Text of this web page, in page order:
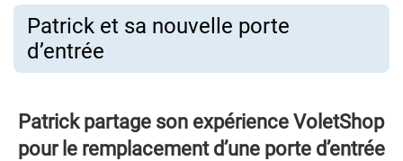
Patrick et sa nouvelle porte
d’entrée
Patrick partage son expérience VoletShop
pour le remplacement d’une porte d’entrée